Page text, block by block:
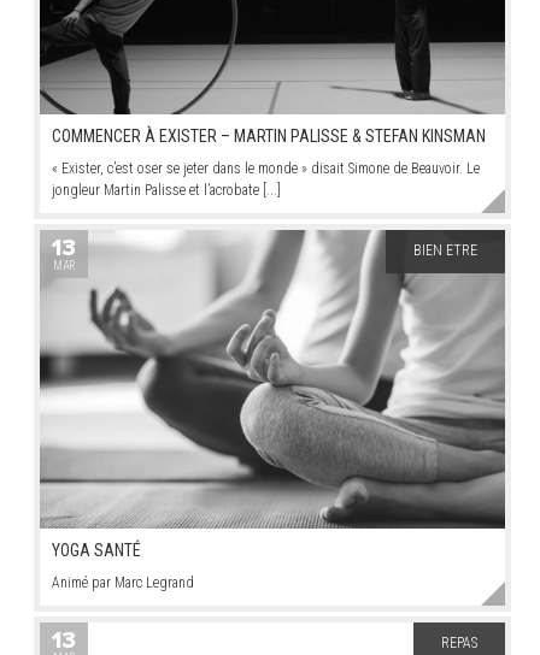
COMMENCER À EXISTER – MARTIN PALISSE & STEFAN KINSMAN
« Exister, c’est oser se jeter dans le monde » disait Simone de Beauvoir. Le
jongleur Martin Palisse et l’acrobate [...]
YOGA SANTÉ
Animé par Marc Legrand
13
MAR
BIEN ETRE
13 REPAS